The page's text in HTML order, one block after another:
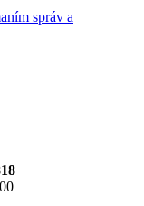
správ a